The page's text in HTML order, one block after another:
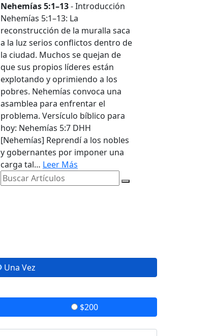
Nehemías 5:1–13- Introducción
Nehemías 5:1–13: La
reconstrucción de la muralla saca
a la luz serios conflictos dentro de
la ciudad. Muchos se quejan de
que sus propios líderes están
explotando y oprimiendo a los
pobres. Nehemías convoca una
asamblea para enfrentar el
problema. Versículo bíblico para
hoy: Nehemías 5:7 DHH
[Nehemías] Reprendí a los nobles
y gobernantes por imponer una
carga tal… Leer Más
Una Vez
$200